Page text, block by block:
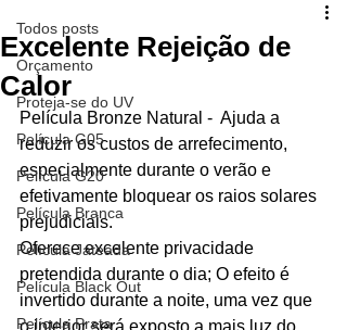
Todos posts
Orçamento
Proteja-se do UV
Película G05
Película G20
Película Branca
Película Jateada
Película Black Out
Película Prata
Excelente Rejeição de
Calor
Película Bronze Natural -  Ajuda a
reduzir os custos de arrefecimento,
especialmente durante o verão e
efetivamente bloquear os raios solares
prejudiciais.
Oferece excelente privacidade
pretendida durante o dia; O efeito é
invertido durante a noite, uma vez que
o interior será exposto a mais luz do